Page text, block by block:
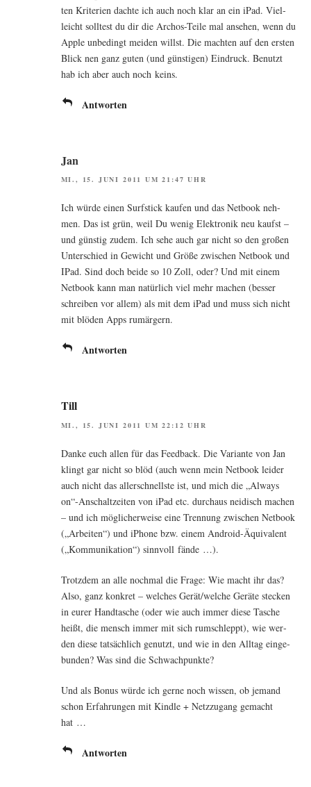
ten Kri­te­ri­en dach­te ich auch noch klar an ein iPad. Viel­
leicht soll­test du dir die Archos-Tei­le mal anse­hen, wenn du
Apple unbe­dingt mei­den willst. Die mach­ten auf den ers­ten
Blick nen ganz guten (und güns­ti­gen) Ein­druck. Benutzt
hab ich aber auch noch keins.
Antworten
Jan
MI., 15. JUNI 2011 UM 21:47 UHR
Ich wür­de einen Surf­stick kau­fen und das Net­book neh­
men. Das ist grün, weil Du wenig Elek­tro­nik neu kaufst –
und güns­tig zudem. Ich sehe auch gar nicht so den gro­ßen
Unter­schied in Gewicht und Grö­ße zwi­schen Net­book und
IPad. Sind doch bei­de so 10 Zoll, oder? Und mit einem
Net­book kann man natür­lich viel mehr machen (bes­ser
schrei­ben vor allem) als mit dem iPad und muss sich nicht
mit blö­den Apps rumärgern.
Antworten
Till
MI., 15. JUNI 2011 UM 22:12 UHR
Dan­ke euch allen für das Feed­back. Die Vari­an­te von Jan
klingt gar nicht so blöd (auch wenn mein Net­book lei­der
auch nicht das aller­schnells­te ist, und mich die „Always
on“-Anschaltzeiten von iPad etc. durch­aus nei­disch machen
– und ich mög­li­cher­wei­se eine Tren­nung zwi­schen Net­book
(„Arbei­ten“) und iPho­ne bzw. einem Android-Äqui­va­lent
(„Kom­mu­ni­ka­ti­on“) sinn­voll fände …).
Trotz­dem an alle noch­mal die Fra­ge: Wie macht ihr das?
Also, ganz kon­kret – wel­ches Gerät/welche Gerä­te ste­cken
in eurer Hand­ta­sche (oder wie auch immer die­se Tasche
heißt, die mensch immer mit sich rum­schleppt), wie wer­
den die­se tat­säch­lich genutzt, und wie in den All­tag ein­ge­
bun­den? Was sind die Schwachpunkte?
Und als Bonus wür­de ich ger­ne noch wis­sen, ob jemand
schon Erfah­run­gen mit Kind­le + Netz­zu­gang gemacht
hat …
Antworten